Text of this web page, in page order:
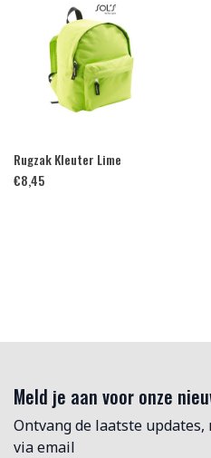
Rugzak Kleuter Lime
€8,45
Meld je aan voor onze
Ontvang de laatste
via email